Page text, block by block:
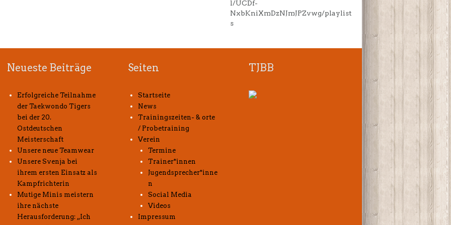
l/UCDf-
NxbKniXmDzNJmJPZvwg/playlist
s
Neueste Beiträge
Erfolgreiche Teilnahme
der Taekwondo Tigers
bei der 20.
Ostdeutschen
Meisterschaft
Unsere neue Teamwear
Unsere Svenja bei
ihrem ersten Einsatz als
Kampfrichterin
Mutige Minis meistern
ihre nächste
Herausforderung: „Ich
Seiten
Startseite
News
Trainingszeiten- & orte
/ Probetraining
Verein
Termine
Trainer*innen
Jugendsprecher*inne
n
Social Media
Videos
Impressum
TJBB